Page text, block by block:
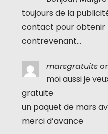
toujours de la
contact pour obtenir
contrevenant…
marsgratuits
moi aussi je
gratuite
un paquet de mars
merci d’avance